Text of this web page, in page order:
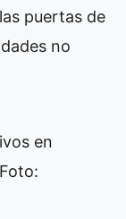
puertas de
no
en